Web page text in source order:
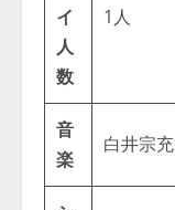
イ
人
数
1人
音
楽
白井宗充